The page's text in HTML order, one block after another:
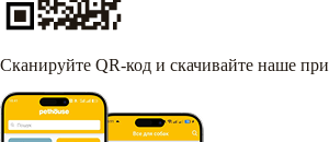
Сканируйте QR-код и скачивайте наше